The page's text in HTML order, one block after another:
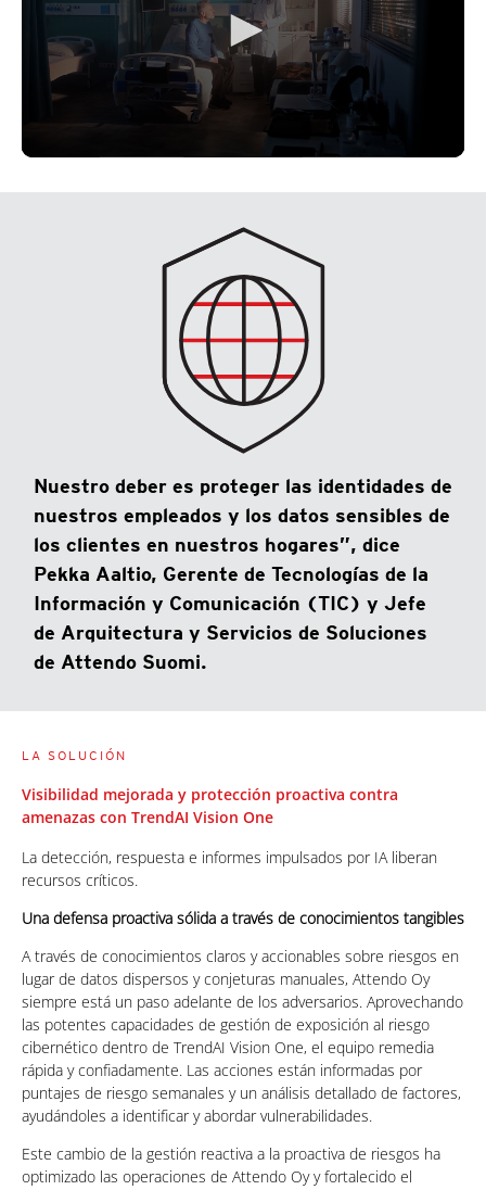
Nuestro deber es proteger las identidades de
nuestros empleados y los datos sensibles de
los clientes en nuestros hogares”, dice
Pekka Aaltio, Gerente de Tecnologías de la
Información y Comunicación (TIC) y Jefe
de Arquitectura y Servicios de Soluciones
de Attendo Suomi.
LA SOLUCIÓN
Visibilidad mejorada y protección proactiva contra
amenazas con TrendAI Vision One
La detección, respuesta e informes impulsados por IA liberan
recursos críticos.
Una defensa proactiva sólida a través de conocimientos tangibles
A través de conocimientos claros y accionables sobre riesgos en
lugar de datos dispersos y conjeturas manuales, Attendo Oy
siempre está un paso adelante de los adversarios. Aprovechando
las potentes capacidades de gestión de exposición al riesgo
cibernético dentro de TrendAI Vision One, el equipo remedia
rápida y confiadamente. Las acciones están informadas por
puntajes de riesgo semanales y un análisis detallado de factores,
ayudándoles a identificar y abordar vulnerabilidades.
Este cambio de la gestión reactiva a la proactiva de riesgos ha
optimizado las operaciones de Attendo Oy y fortalecido el